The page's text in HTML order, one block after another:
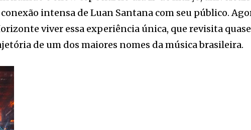
intensa de Luan Santana com seu público.
viver essa experiência única, que revisita quase
de um dos maiores nomes da música brasileira.